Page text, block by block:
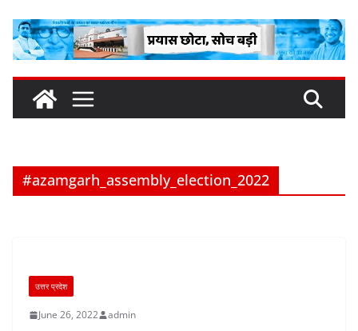
content
#azamgarh_assembly_election_2022
उत्तर प्रदेश
June 26, 2022 admin